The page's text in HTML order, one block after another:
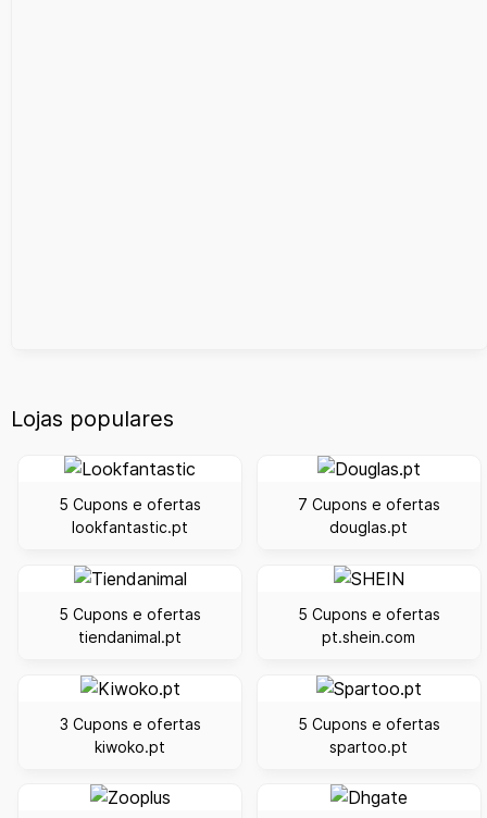
Lojas populares
5 Cupons e ofertas
lookfantastic.pt
7 Cupons e ofertas
douglas.pt
5 Cupons e ofertas
tiendanimal.pt
5 Cupons e ofertas
pt.shein.com
3 Cupons e ofertas
kiwoko.pt
5 Cupons e ofertas
spartoo.pt